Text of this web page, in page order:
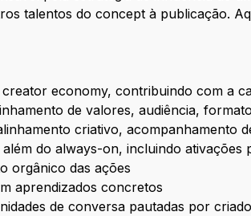
talentos do concept à publicação.
economy, contribuindo com a
de valores, audiência,
criativo, acompanhamento
do always-on, incluindo
orgânico das ações
aprendizados concretos
de conversa pautadas por